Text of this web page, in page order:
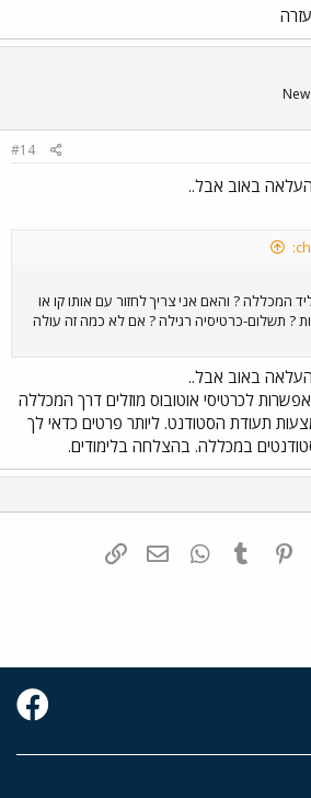
#14
באוב אבל..
המכללה ? והאם אני צריך לחזור עם אותו קו או
? תשלום-כרטיסיה רגילה ? אם לא כמה זה עולה
באוב אבל..
לכרטיסי אוטובוס מוזלים דרך המכללה
תעודת הסטודנט. ליותר פרטים כדאי לך
במכללה. בהצלחה בלימודים.
Reddit
Pinterest
Tumblr
WhatsAppדואר אלקטרוני